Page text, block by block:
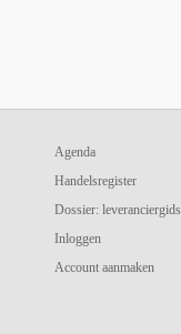
Agenda
Handelsregister
Dossier: leveranciergids
Inloggen
Account aanmaken